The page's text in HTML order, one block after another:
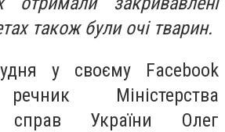
також були очі тварин.
у своєму Facebook
Міністерства
справ України Олег